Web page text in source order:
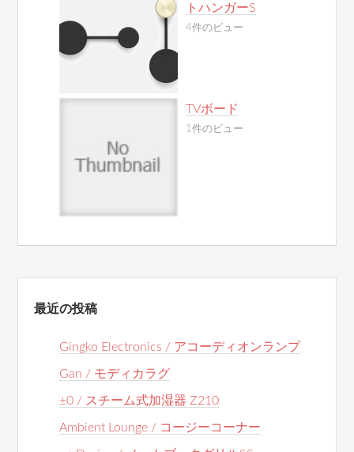
トハンガーS
4件のビュー
TVボード
1件のビュー
最近の投稿
Gingko Electronics / アコーディオンランプ
Gan / モディカラグ
±0 / スチーム式加湿器 Z210
Ambient Lounge / コージーコーナー